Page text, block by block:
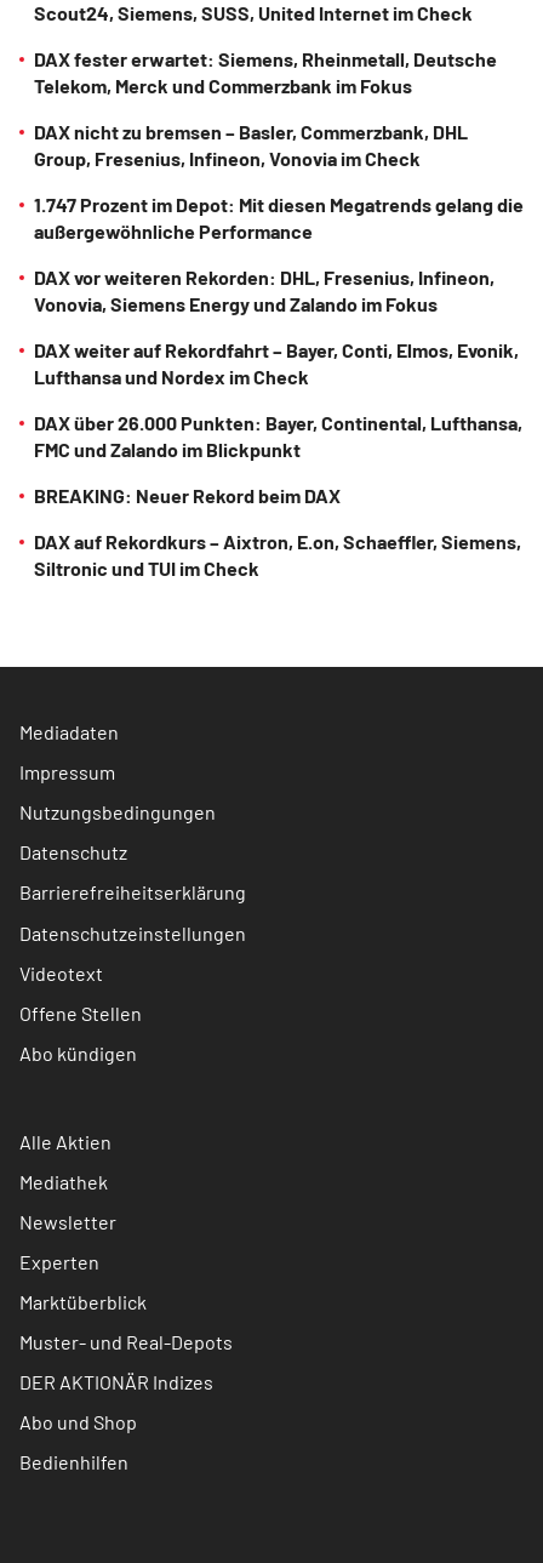
Scout24, Siemens, SUSS, United Internet im Check
DAX fester erwartet: Siemens, Rheinmetall, Deutsche
Telekom, Merck und Commerzbank im Fokus
DAX nicht zu bremsen – Basler, Commerzbank, DHL
Group, Fresenius, Infineon, Vonovia im Check
1.747 Prozent im Depot: Mit diesen Megatrends gelang die
außergewöhnliche Performance
DAX vor weiteren Rekorden: DHL, Fresenius, Infineon,
Vonovia, Siemens Energy und Zalando im Fokus
DAX weiter auf Rekordfahrt – Bayer, Conti, Elmos, Evonik,
Lufthansa und Nordex im Check
DAX über 26.000 Punkten: Bayer, Continental, Lufthansa,
FMC und Zalando im Blickpunkt
BREAKING: Neuer Rekord beim DAX
DAX auf Rekordkurs – Aixtron, E.on, Schaeffler, Siemens,
Siltronic und TUI im Check
Mediadaten
Impressum
Nutzungsbedingungen
Datenschutz
Barrierefreiheitserklärung
Datenschutzeinstellungen
Videotext
Offene Stellen
Abo kündigen
Alle Aktien
Mediathek
Newsletter
Experten
Marktüberblick
Muster- und Real-Depots
DER AKTIONÄR Indizes
Abo und Shop
Bedienhilfen